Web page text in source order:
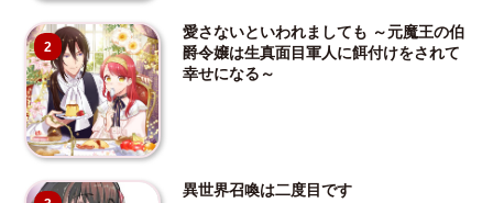
2
愛さないといわれましても ～元魔王の伯
爵令嬢は生真面目軍人に餌付けをされて
幸せになる～
異世界召喚は二度目です